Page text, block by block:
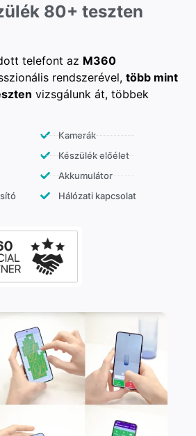
80+ teszten
telefont az M360
rendszerével, több mint
vizsgálunk át, többek
Kamerák
Készülék előélet
Akkumulátor
Hálózati kapcsolat